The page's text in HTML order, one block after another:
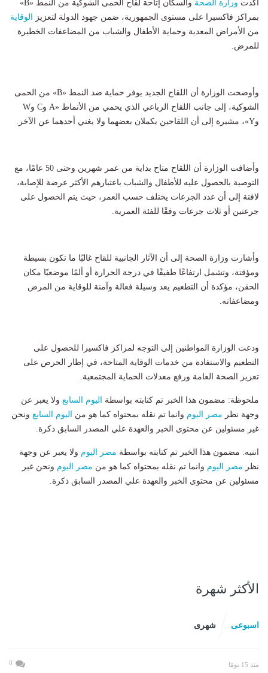
أكدت وزارة الصحة
والسكان إتاحة لقاح الحمى الشوكية من النمط «B»
بمراكز فاكسيرا على مستوى الجمهورية، ضمن جهود الدولة لتعزيز الوقاية
من الأمراض المعدية وحماية الأطفال والشباب من المضاعفات الخطيرة
للمرض.
وأوضحت الوزارة أن اللقاح الجديد يوفر حماية ضد النمط «B» من الحمى
الشوكية، إلى جانب اللقاح الرباعي الذي يحمي من الأنماط «A وC وW
وY»، مشيرة إلى أن اللقاحين يكملان بعضهما ولا يغني أحدهما عن الآخر.
وأضافت الوزارة أن اللقاح متاح بداية من عمر شهرين وحتى 50 عامًا، مع
التوصية بالحصول عليه للأطفال والشباب باعتبارهم الأكثر عرضة للإصابة،
لافتة إلى أن عدد الجرعات يختلف حسب العمر، حيث يتم الحصول على
جرعتين أو ثلاث جرعات وفقًا للفئة العمرية.
وأشارت وزارة الصحة إلى أن الآثار الجانبية للقاح غالبًا ما تكون بسيطة
ومؤقتة، وتشمل ارتفاعًا طفيفًا في درجة الحرارة أو ألمًا موضعيًا مكان
الحقن، مؤكدة أن التطعيم يعد وسيلة فعالة وآمنة للوقاية من المرض
ومضاعفاته.
ودعت الوزارة المواطنين إلى التوجه لمراكز فاكسيرا للحصول على
التطعيم والاستفادة من خدمات الوقاية المتاحة، في إطار الحرص على
تعزيز الصحة العامة ورفع معدلات الحماية المجتمعية.
ملحوظة: مضمون هذا الخبر تم كتابته بواسطة اليوم السابع ولا يعبر عن
وجهة نظر مصر اليوم وانما تم نقله بمحتواه كما هو من اليوم السابع ونحن
غير مسئولين عن محتوى الخبر والعهدة علي المصدر السابق ذكرة.
انتبه: مضمون هذا الخبر تم كتابته بواسطة مصر اليوم ولا يعبر عن وجهة
نظر مصر اليوم وانما تم نقله بمحتواه كما هو من مصر اليوم ونحن غير
مسئولين عن محتوى الخبر والعهدة علي المصدر السابق ذكرة.
الأكثر شهرة
اسبوعى شهرى
منذ 15 يومًا 0